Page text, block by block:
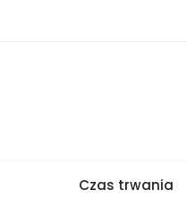
Czas trwania